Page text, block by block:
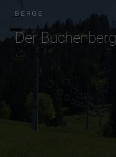
BERGE
Der Buchenberg